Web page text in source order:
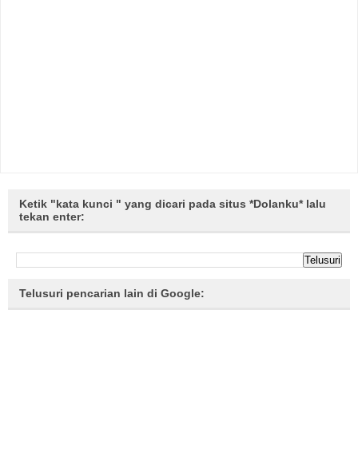
Ketik "kata kunci " yang dicari pada situs *Dolanku* lalu
tekan enter:
Telusuri pencarian lain di Google: